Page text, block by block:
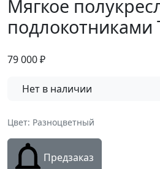
Мягкое
подлокотниками
79 000₽
Нет в наличии
Цвет: Разноцветный
Предзаказ